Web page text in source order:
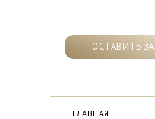
ГЛАВНАЯ
ОСТАВИТЬ